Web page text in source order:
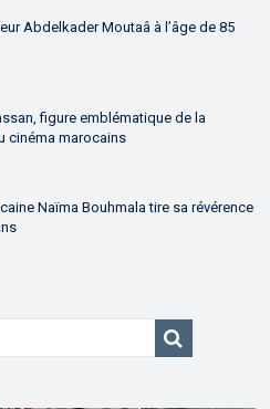
Abdelkader Moutaâ à l’âge de 85
figure emblématique de la
cinéma marocains
Naïma Bouhmala tire sa révérence